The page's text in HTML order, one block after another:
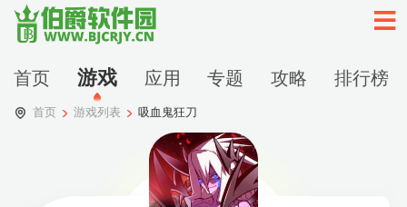
首页 游戏 应用 专题 攻略 排行榜
首页 游戏列表 吸血鬼狂刀